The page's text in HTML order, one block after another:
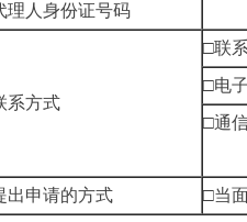
理人身份证号码
系方式
□联
□电
□通
出申请的方式
□当